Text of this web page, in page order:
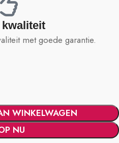
kwaliteit
met goede garantie.
WINKELWAGEN
NU